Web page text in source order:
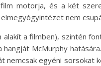
motorja, és a két
nem
a filmben), szintén
McMurphy
nemcsak egyéni